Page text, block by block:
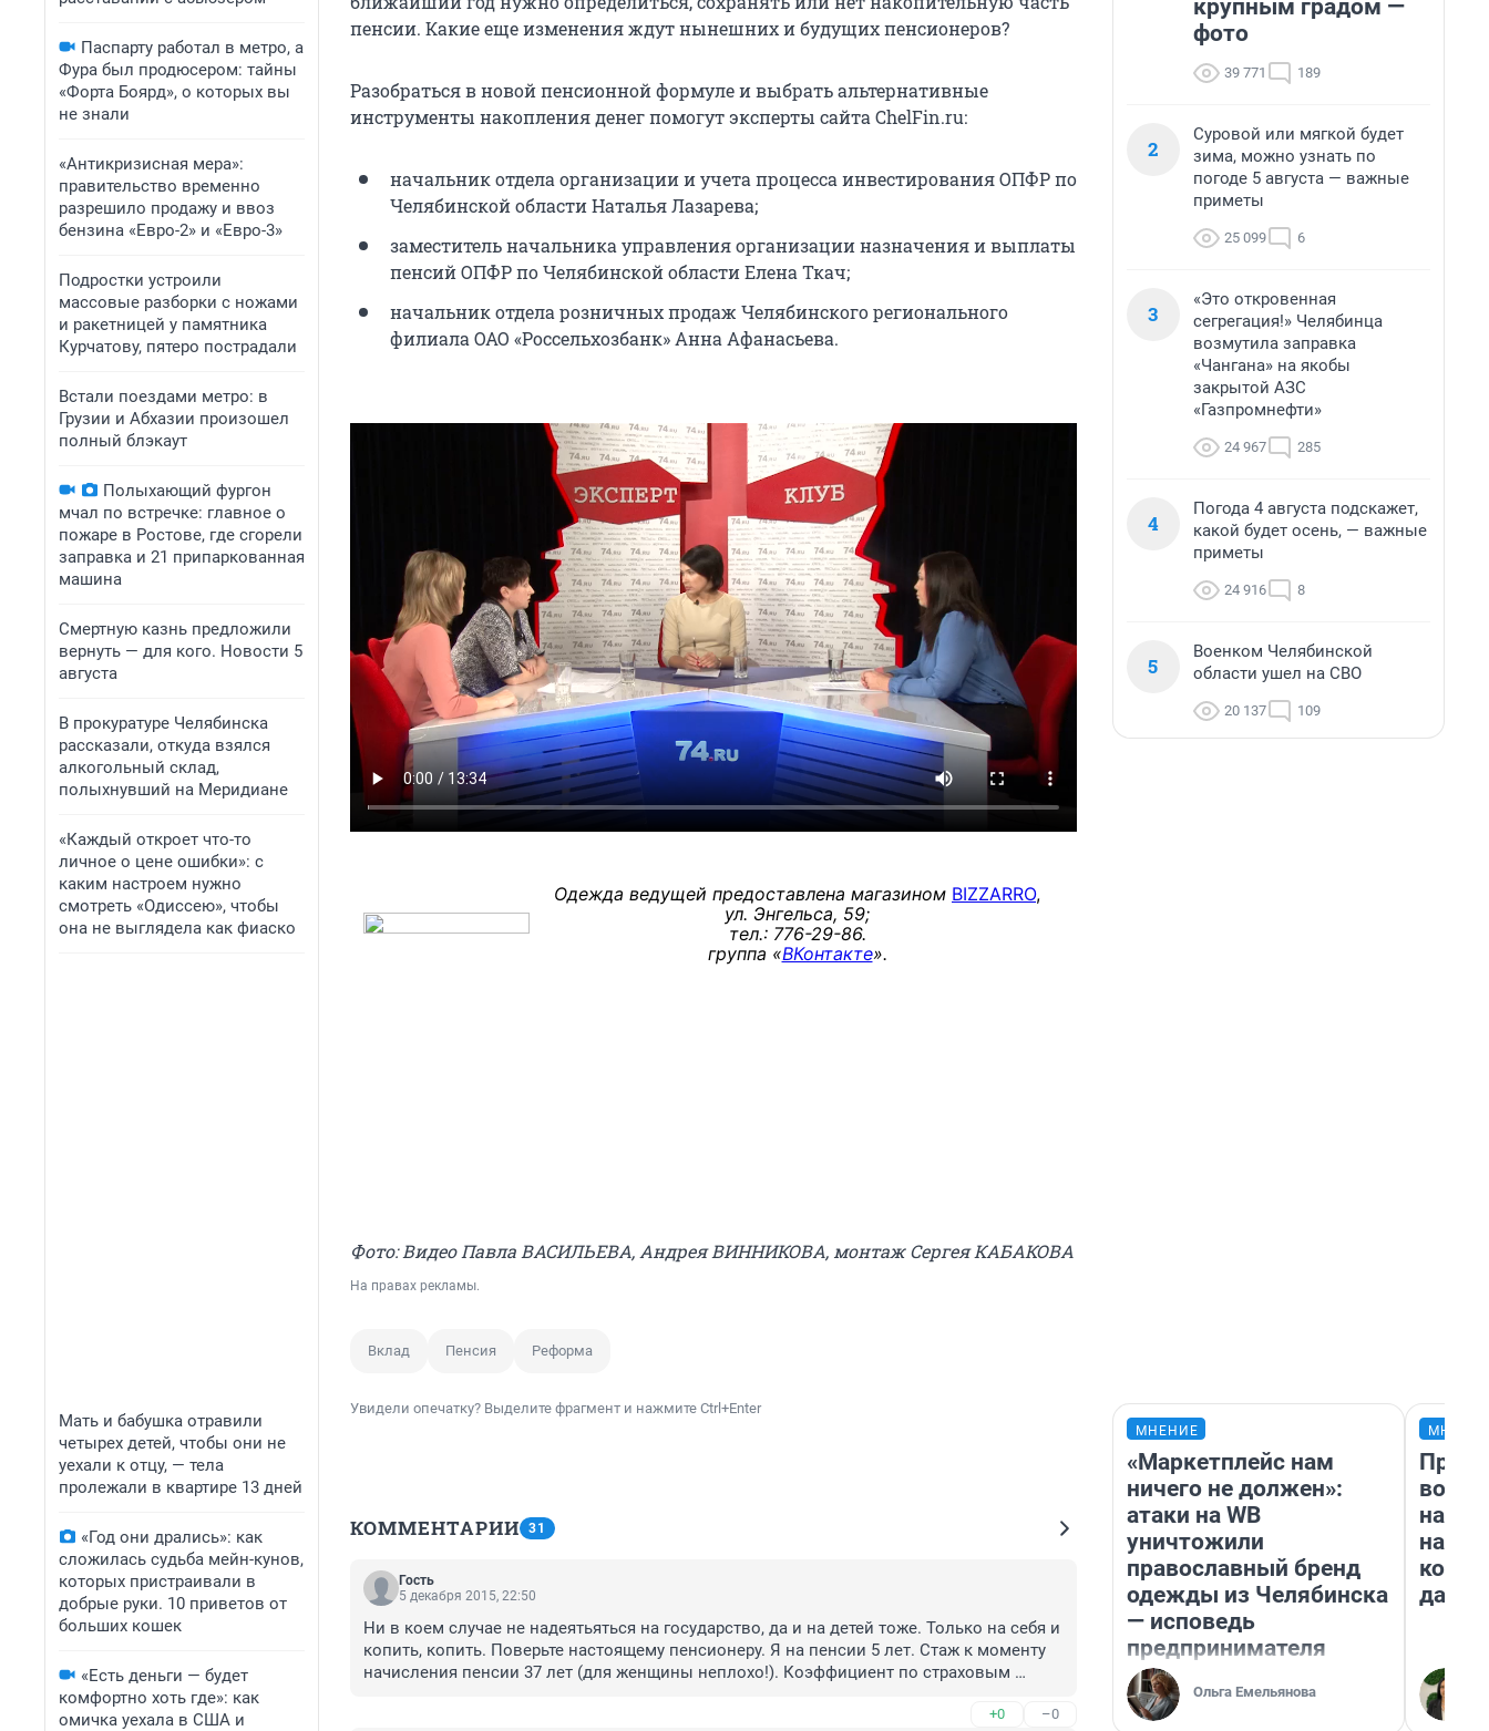
Паспарту работал в метро, а
Фура был продюсером: тайны
«Форта Боярд», о которых вы
не знали
«Антикризисная мера»:
правительство временно
разрешило продажу и ввоз
бензина «Евро-2» и «Евро-3»
Подростки устроили
массовые разборки с ножами
и ракетницей у памятника
Курчатову, пятеро пострадали
Встали поездами метро: в
Грузии и Абхазии произошел
полный блэкаут
Полыхающий фургон
мчал по встречке: главное о
пожаре в Ростове, где сгорели
заправка и 21 припаркованная
машина
Смертную казнь предложили
вернуть — для кого. Новости 5
августа
В прокуратуре Челябинска
рассказали, откуда взялся
алкогольный склад,
полыхнувший на Меридиане
«Каждый откроет что-то
личное о цене ошибки»: с
каким настроем нужно
смотреть «Одиссею», чтобы
она не выглядела как фиаско
Мать и бабушка отравили
четырех детей, чтобы они не
уехали к отцу, — тела
пролежали в квартире 13 дней
«Год они дрались»: как
сложилась судьба мейн-кунов,
которых пристраивали в
добрые руки. 10 приветов от
больших кошек
«Есть деньги — будет
комфортно хоть где»: как
омичка уехала в США и
пенсии. Какие еще изменения ждут нынешних и будущих пенсионеров?
Разобраться в новой пенсионной формуле и выбрать альтернативные
инструменты накопления денег помогут эксперты сайта ChelFin.ru:
начальник отдела организации и учета процесса инвестирования ОПФР по
Челябинской области Наталья Лазарева;
заместитель начальника управления организации назначения и выплаты
пенсий ОПФР по Челябинской области Елена Ткач;
начальник отдела розничных продаж Челябинского регионального
филиала ОАО «Россельхозбанк» Анна Афанасьева.
Одежда ведущей предоставлена магазином BIZZARRO,
ул. Энгельса, 59;
тел.: 776-29-86.
группа «ВКонтакте».
Фото: Видео Павла ВАСИЛЬЕВА, Андрея ВИННИКОВА, монтаж Сергея КАБАКОВА
На правах рекламы.
Вклад Пенсия Реформа
Увидели опечатку? Выделите фрагмент и нажмите Ctrl+Enter
КОММЕНТАРИИ 31
Гость
5 декабря 2015, 22:50
Ни в коем случае не надеятьяться на государство, да и на детей тоже. Только на себя и
копить, копить. Поверьте настоящему пенсионеру. Я на пенсии 5 лет. Стаж к моменту
начисления пенсии 37 лет (для женщины неплохо!). Коэффициент по страховым
+0 –0
крупным градом —
фото
39 771 189
2
Суровой или мягкой будет
зима, можно узнать по
погоде 5 августа — важные
приметы
25 099 6
3
«Это откровенная
сегрегация!» Челябинца
возмутила заправка
«Чангана» на якобы
закрытой АЗС
«Газпромнефти»
24 967 285
4
Погода 4 августа подскажет,
какой будет осень, — важные
приметы
24 916 8
5
Военком Челябинской
области ушел на СВО
20 137 109
МНЕНИЕ
«Маркетплейс нам
ничего не должен»:
атаки на WB
уничтожили
православный бренд
одежды из Челябинска
— исповедь
предпринимателя
Ольга Емельянова
нам
даже